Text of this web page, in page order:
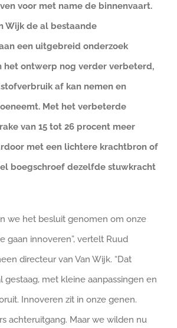
voor met name de binnenvaart.
Wijk de al bestaande
een uitgebreid onderzoek
het ontwerp nog verder verbeterd,
af kan nemen en
Met het verbeterde
van 15 tot 26 procent meer
met een lichtere krachtbron of
boegschroef dezelfde stuwkracht
we het besluit genomen om onze
gaan innoveren”, vertelt Ruud
directeur van Van Wijk. “Dat
gestaag, met kleine aanpassingen en
Innoveren zit in onze genen.
achteruitgang. Maar we wilden nu